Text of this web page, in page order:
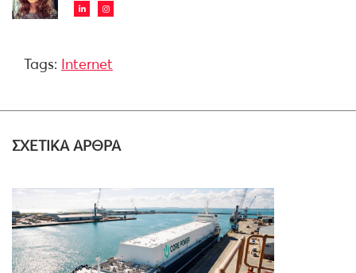
Tags: Internet
ΣΧΕΤΙΚΑ ΑΡΘΡΑ